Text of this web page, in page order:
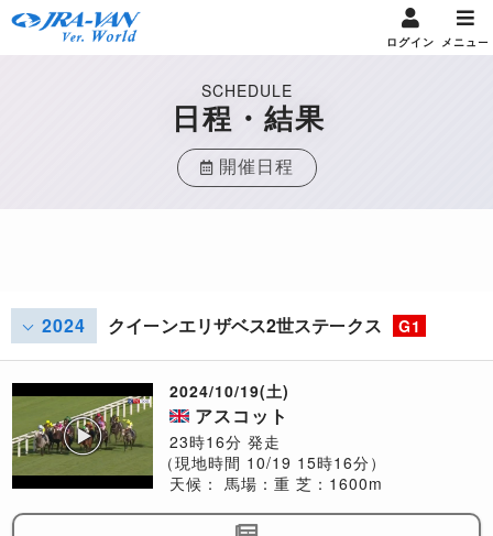
ログイン メニュー
SCHEDULE
日程・結果
開催日程
2024 クイーンエリザベス2世ステークス G1
2024/10/19(土)
アスコット
23時16分 発走
（現地時間 10/19 15時16分）
天候： 馬場：重 芝：1600m